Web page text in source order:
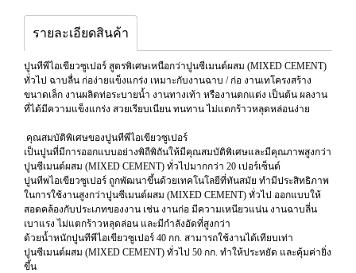
รายละเอียดสินค้า
ปูนทีพีไอเขียวซูเปอร์ สูตรพิเศษเหนือกว่าปูนซีเมนต์ผสม (MIXED CEMENT)
ทั่วไป ฉาบลื่น ก่อง่ายแข็งแกร่ง เหมาะกับงานฉาบ / ก่อ งานเทโครงสร้าง
ขนาดเล็ก งานผลิตท่อระบายน้ำ งานทางเท้า หรืองานตกแต่ง เป็นต้น ผลงาน
ที่ได้มีความแข็งแกร่ง สวยเรียบเนียน ทนทาน ไม่แตกร้าวหลุดหล่อนง่าย
คุณสมบัติพิเศษของปูนทีพีไอเขียวซูเปอร์
เป็นปูนที่มีการออกแบบอย่างพิถีพิถันให้มีคุณสมบัติพิเศษและมีคุณภาพสูงกว่า
ปูนซีเมนต์ผสม (MIXED CEMENT) ทั่วไปมากกว่า 20 เปอร์เซ็นต์
ปูนทีพไอเขียวซูเปอร์ ถูกพัฒนาขึ้นด้วยเทคโนโลยีที่ทันสมัย ทำมีประสิทธิภาพ
ในการใช้งานสูงกว่าปูนซีเมนต์ผสม (MIXED CEMENT) ทั่วไป ออกแบบให้
สอดคล้องกับประเภทของงาน เช่น งานก่อ มีความเหนียวแน่น งานฉาบลี่น
เบาแรง ไม่แตกร้าวหลุดล่อน และมีกำลังอัดที่สูงกว่า
ด้วยน้ำหนักปูนทีพีไอเขียวซูเปอร์ 40 กก. สามารถใช้งานได้เทียบเท่า
ปูนซีเมนต์ผสม (MIXED CEMENT) ทั่วไป 50 กก. ทำให้ประหยัด และคุ้มค่ายิ่ง
ขึ้น